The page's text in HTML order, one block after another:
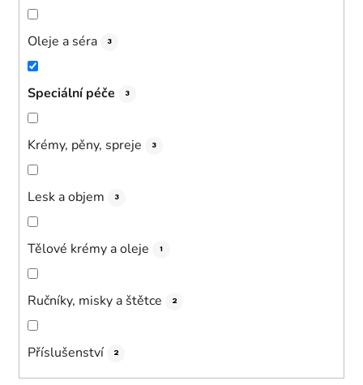
Oleje a séra 3
Speciální péče 3
Krémy, pěny, spreje 3
Lesk a objem 3
Tělové krémy a oleje 1
Ručníky, misky a štětce 2
Příslušenství 2